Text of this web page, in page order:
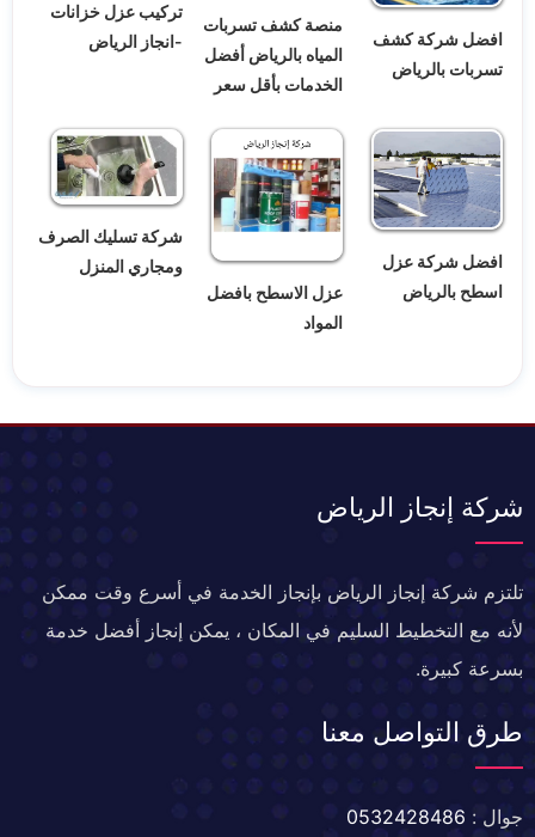
افضل شركة كشف
تسربات بالرياض
منصة كشف تسربات
المياه بالرياض أفضل
الخدمات بأقل سعر
تركيب عزل خزانات
-انجاز الرياض
افضل شركة عزل
اسطح بالرياض
عزل الاسطح بافضل
المواد
شركة تسليك الصرف
ومجاري المنزل
شركة إنجاز الرياض
تلتزم شركة إنجاز الرياض بإنجاز الخدمة في أسرع وقت ممكن
لأنه مع التخطيط السليم في المكان ، يمكن إنجاز أفضل خدمة
بسرعة كبيرة.
طرق التواصل معنا
جوال : 0532428486